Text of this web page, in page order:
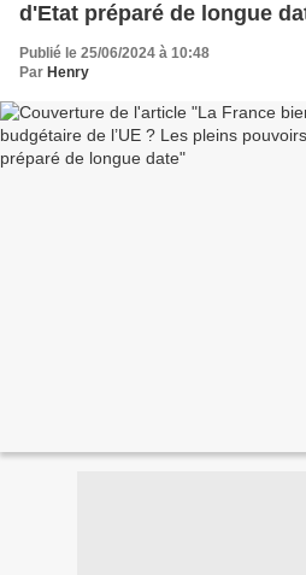
d'Etat préparé de longue
Publié le 25/06/2024 à 10:48
Par Henry